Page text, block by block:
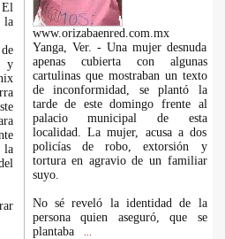
la
y
la
www.orizabaenred.com.mx
Yanga, Ver. - Una mujer desnuda
apenas cubierta con algunas
cartulinas que mostraban un texto
de inconformidad, se plantó la
tarde de este domingo frente al
palacio municipal de esta
localidad. La mujer, acusa a dos
policías de robo, extorsión y
tortura en agravio de un familiar
suyo.
No sé reveló la identidad de la
persona quien aseguró, que se
plantaba